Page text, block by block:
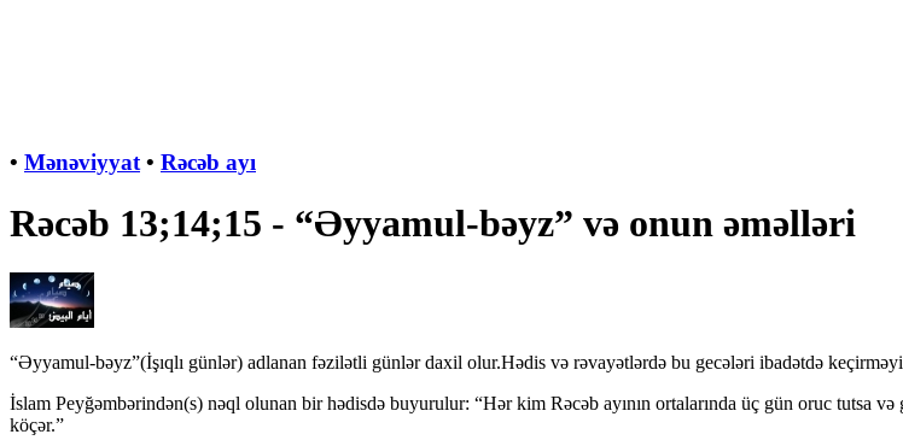
• Mənəviyyat • Rəcəb ayı
Rəcəb 13;14;15 - “Əyyamul-bəyz” və onun əməlləri
“Əyyamul-bəyz”(İşıqlı günlər) adlanan fəzilətli günlər daxil olur.Hədis və rəvayətlərdə bu gecələri ibadətdə
İslam Peyğəmbərindən(s) nəql olunan bir hədisdə buyurulur: “Hər kim Rəcəb ayının ortalarında üç gün oruc tutsa
köçər.”